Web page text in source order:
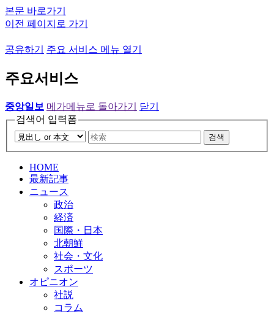
본문 바로가기
이전 페이지로 가기
공유하기 주요 서비스 메뉴 열기
주요서비스
중앙일보 메가메뉴로 돌아가기
닫기
검색어 입력폼
검색
HOME
最新記事
ニュース
政治
経済
国際・日本
北朝鮮
社会・文化
スポーツ
オピニオン
社説
コラム